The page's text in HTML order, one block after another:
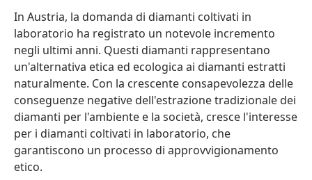
In Austria, la domanda di diamanti coltivati in
laboratorio ha registrato un notevole incremento
negli ultimi anni. Questi diamanti rappresentano
un'alternativa etica ed ecologica ai diamanti estratti
naturalmente. Con la crescente consapevolezza delle
conseguenze negative dell'estrazione tradizionale dei
diamanti per l'ambiente e la società, cresce l'interesse
per i diamanti coltivati in laboratorio, che
garantiscono un processo di approvvigionamento
etico.